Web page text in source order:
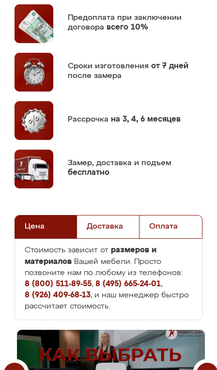
Предоплата при заключении
договора всего 10%
Сроки изготовления от 7 дней
после замера
Рассрочка на 3, 4, 6 месяцев
Замер, доставка и подъем
бесплатно
Цена Доставка Оплата
Стоимость зависит от размеров и
материалов Вашей мебели. Просто
позвоните нам по любому из телефонов:
8 (800) 511-89-55, 8 (495) 665-24-01,
8 (926) 409-68-13, и наш менеджер быстро
рассчитает стоимость.